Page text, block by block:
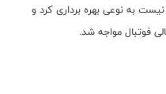
به نوعی بهره برداری کرد و
فوتبال مواجه شد.